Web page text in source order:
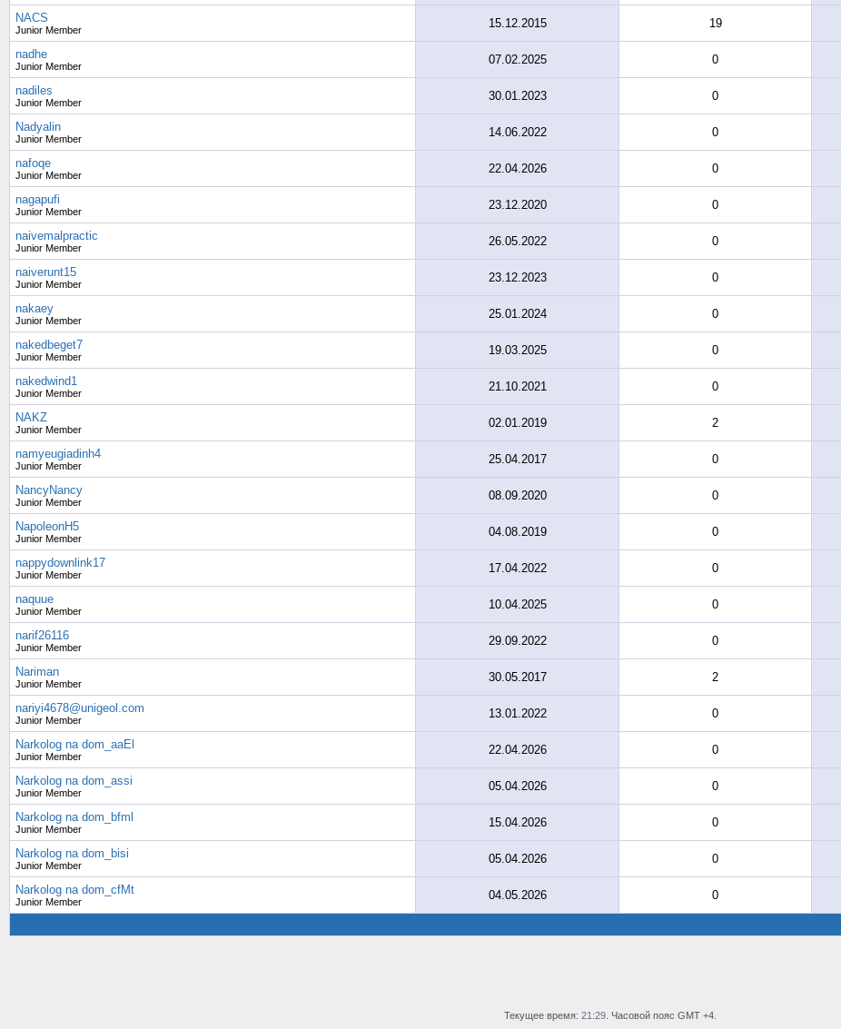
NACS
Junior Member 15.12.2015 19
nadhe
Junior Member 07.02.2025 0
nadiles
Junior Member 30.01.2023 0
Nadyalin
Junior Member 14.06.2022 0
nafoqe
Junior Member 22.04.2026 0
nagapufi
Junior Member 23.12.2020 0
naivemalpractic
Junior Member 26.05.2022 0
naiverunt15
Junior Member 23.12.2023 0
nakaey
Junior Member 25.01.2024 0
nakedbeget7
Junior Member 19.03.2025 0
nakedwind1
Junior Member 21.10.2021 0
NAKZ
Junior Member 02.01.2019 2
namyeugiadinh4
Junior Member 25.04.2017 0
NancyNancy
Junior Member 08.09.2020 0
NapoleonH5
Junior Member 04.08.2019 0
nappydownlink17
Junior Member 17.04.2022 0
naquue
Junior Member 10.04.2025 0
narif26116
Junior Member 29.09.2022 0
Nariman
Junior Member 30.05.2017 2
nariyi4678@unigeol.com
Junior Member 13.01.2022 0
Narkolog na dom_aaEl
Junior Member 22.04.2026 0
Narkolog na dom_assi
Junior Member 05.04.2026 0
Narkolog na dom_bfml
Junior Member 15.04.2026 0
Narkolog na dom_bisi
Junior Member 05.04.2026 0
Narkolog na dom_cfMt
Junior Member 04.05.2026 0
Текущее время: 21:29 . Часовой пояс GMT +4.